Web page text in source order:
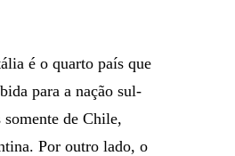
é o quarto país que
para a nação sul-
somente de Chile,
Por outro lado, o